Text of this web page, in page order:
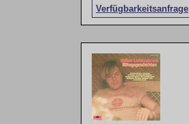
Verfügbarkeitsanfrage